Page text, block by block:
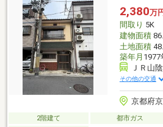
日定休日※祝日は営業）事前にご連絡い
にご案内が可能です。ご連絡お待ちして
2,380万
間取り 5K
建物面積
土地面積
築年月 1977
ＪＲ山
その他の交通
京都府
2階建て 都市ガス